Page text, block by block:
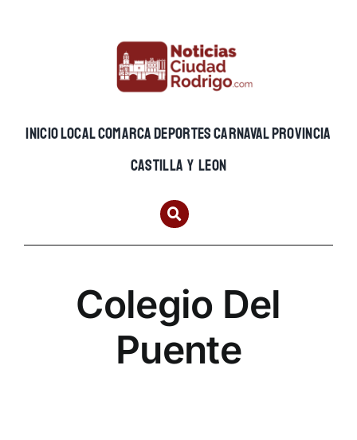
INICIOLOCALCOMARCADEPORTESCARNAVALPROVINCIA
CASTILLA Y LEON
Colegio Del
Puente